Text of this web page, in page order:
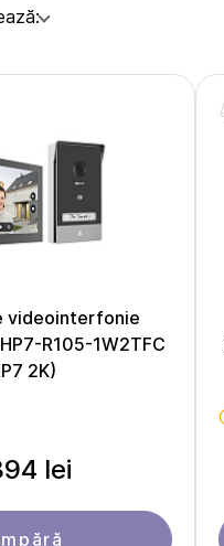
videointerfonie
R105-1W2TFC
2K)
lei